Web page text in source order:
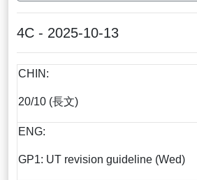
4C - 2025-10-13
CHIN:
20/10 (長文)
ENG:
GP1: UT revision guideline (Wed)